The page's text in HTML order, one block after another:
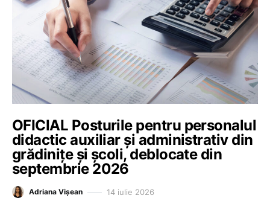
OFICIAL Posturile pentru personalul
didactic auxiliar și administrativ din
grădinițe și școli, deblocate din
septembrie 2026
Adriana Vișean 14 iulie 2026